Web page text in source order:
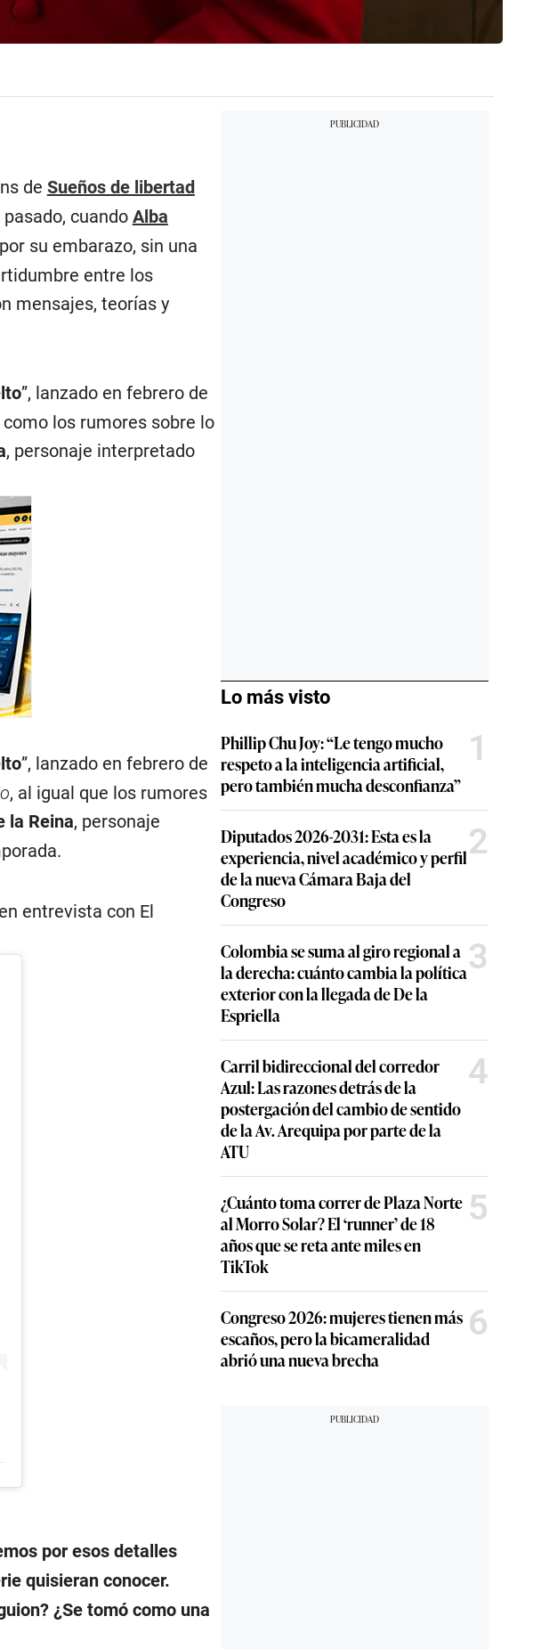
de Sueños de libertad
cuando Alba
su embarazo, sin una
entre los
mensajes, teorías y
”, lanzado en febrero de
los rumores sobre lo
, personaje interpretado
”, lanzado en febrero de
, al igual que los rumores
la Reina, personaje
entrevista con El
por esos detalles
quisieran conocer.
¿Se tomó como una
Lo más visto
Phillip Chu Joy: “Le tengo mucho
respeto a la inteligencia artificial,
pero también mucha desconfianza”
1
Diputados 2026-2031: Esta es la
experiencia, nivel académico y perfil
de la nueva Cámara Baja del
Congreso
2
Colombia se suma al giro regional a
la derecha: cuánto cambia la política
exterior con la llegada de De la
Espriella
3
Carril bidireccional del corredor
Azul: Las razones detrás de la
postergación del cambio de sentido
de la Av. Arequipa por parte de la
ATU
4
¿Cuánto toma correr de Plaza Norte
al Morro Solar? El ‘runner’ de 18
años que se reta ante miles en
TikTok
5
Congreso 2026: mujeres tienen más
escaños, pero la bicameralidad
abrió una nueva brecha
6